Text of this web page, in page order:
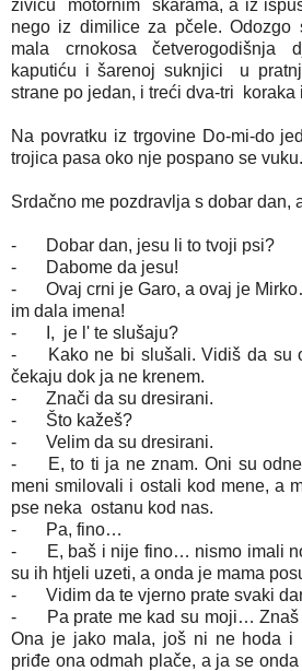
živicu motornim škarama, a iz
nego iz dimilice za pčele. Odozgo
mala crnokosa četverogodišnja
kaputiću i šarenoj suknjici u
strane po jedan, i treći dva-tri koraka
Na povratku iz trgovine Do-mi-do
trojica pasa oko nje pospano se vuku.
Srdačno me pozdravlja s dobar dan,
-
Dobar dan, jesu li to tvoji psi?
-
Dabome da jesu!
-
Ovaj crni je Garo, a ovaj je
im dala imena!
-
I, je l' te slušaju?
-
Kako ne bi slušali. Vidiš da su
čekaju dok ja ne krenem.
-
Znači da su dresirani.
-
Što kažeš?
-
Velim da su dresirani.
-
E, to ti ja ne znam. Oni su
meni smilovali i ostali kod mene, a
pse neka ostanu kod nas.
-
Pa, fino…
-
E, baš i nije fino… nismo imali
su ih htjeli uzeti, a onda je mama
-
Vidim da te vjerno prate svaki
-
Pa prate me kad su moji…
Ona je jako mala, još ni ne hoda i
priđe ona odmah plače, a ja se